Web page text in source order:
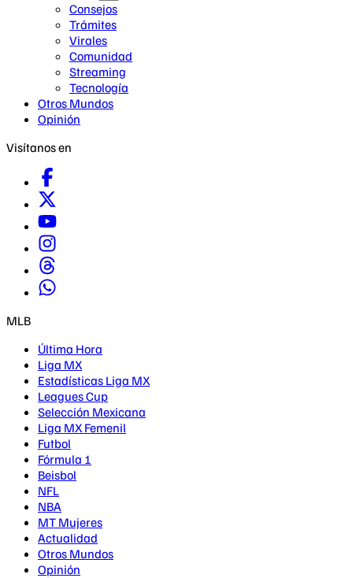
Consejos
Trámites
Virales
Comunidad
Streaming
Tecnología
Otros Mundos
Opinión
Visítanos en
MLB
Última Hora
Liga MX
Estadísticas Liga MX
Leagues Cup
Selección Mexicana
Liga MX Femenil
Futbol
Fórmula 1
Beisbol
NFL
NBA
MT Mujeres
Actualidad
Otros Mundos
Opinión